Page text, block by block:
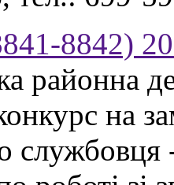
8842) 20
районна
на